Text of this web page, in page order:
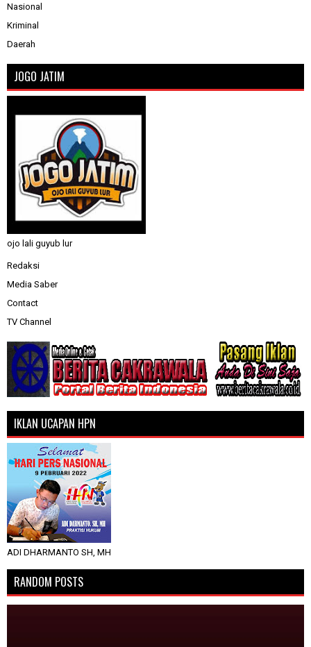
Nasional
Kriminal
Daerah
JOGO JATIM
ojo lali guyub lur
Redaksi
Media Saber
Contact
TV Channel
IKLAN UCAPAN HPN
ADI DHARMANTO SH, MH
RANDOM POSTS